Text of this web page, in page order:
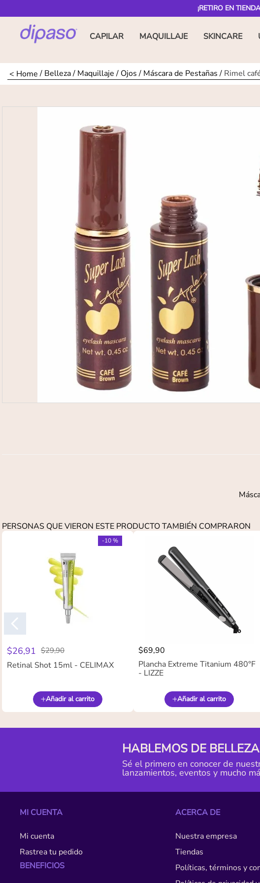
¡RETIRO EN
CAPILAR MAQUILLAJE SKINCARE
Belleza Maquillaje Ojos Máscara de Pestañas Rimel
PERSONAS QUE VIERON ESTE PRODUCTO TAMBIÉN COMPRARON
-10 %
$26,91 $29,90
Retinal Shot 15ml - CELIMAX
Añadir al carrito
$69,90
Plancha Extreme Titanium 480°F
- LIZZE
Añadir al carrito
HABLEMOS DE BELLEZA
Sé el primero en conocer de
lanzamientos, eventos y mucho
MI CUENTA
Mi cuenta
Rastrea tu pedido
BENEFICIOS
ACERCA DE
Nuestra empresa
Tiendas
Políticas, términos y